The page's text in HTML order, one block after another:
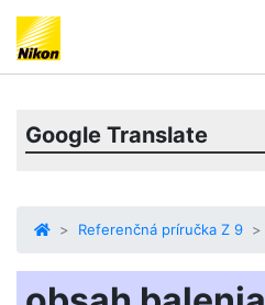
Google Translate
Referenčná príručka Z 9